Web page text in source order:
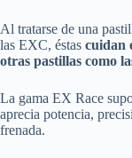
Al tratarse de una
las EXC, éstas cuidan
otras pastillas como
La gama EX Race
aprecia potencia,
frenada.